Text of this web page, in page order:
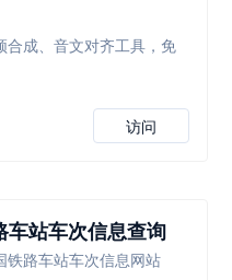
合成、音文对齐工具，免
访问
站车次信息查询
铁路车站车次信息网站